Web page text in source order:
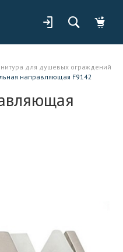
для душевых ограждений
направляющая F9142